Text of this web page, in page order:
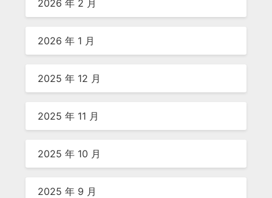
2026 年 2 月
2026 年 1 月
2025 年 12 月
2025 年 11 月
2025 年 10 月
2025 年 9 月